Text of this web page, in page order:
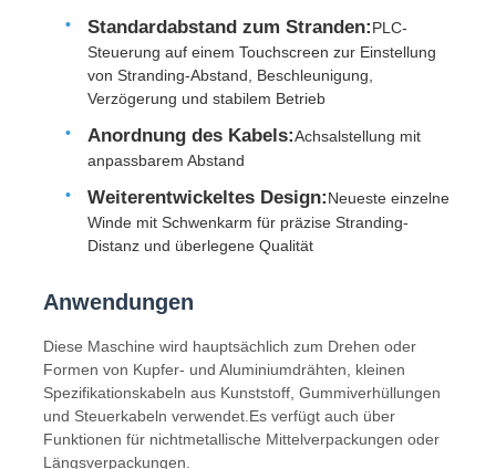
Fabrik Tour
Qualitätskontrolle
Nachrichten
Referenzen
Produktionslinie für Extrusion
Standardabstand zum Stranden:PLC-
Steuerung auf einem Touchscreen zur Einstellung
von Stranding-Abstand, Beschleunigung,
Verzögerung und stabilem Betrieb
Anordnung des Kabels:Achsalstellung mit
anpassbarem Abstand
Weiterentwickeltes Design:Neueste einzelne
Winde mit Schwenkarm für präzise Stranding-
Distanz und überlegene Qualität
Anwendungen
Diese Maschine wird hauptsächlich zum Drehen oder
Formen von Kupfer- und Aluminiumdrähten, kleinen
Spezifikationskabeln aus Kunststoff, Gummiverhüllungen
und Steuerkabeln verwendet.Es verfügt auch über
Funktionen für nichtmetallische Mittelverpackungen oder
Längsverpackungen.